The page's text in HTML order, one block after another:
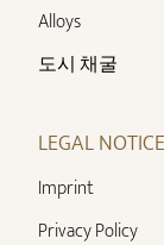
Alloys
도시 채굴
LEGAL NOTICE
Imprint
Privacy Policy